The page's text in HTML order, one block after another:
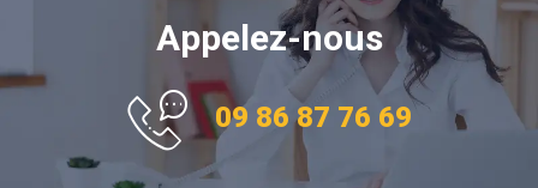
Appelez-nous
09 86 87 76 69